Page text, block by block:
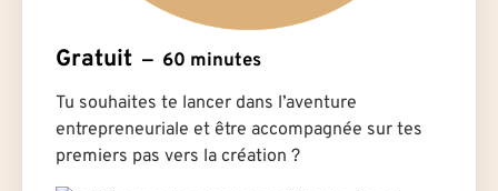
Gratuit 60 minutes
Tu souhaites te lancer dans l’aventure
entrepreneuriale et être accompagnée sur tes
premiers pas vers la création ?